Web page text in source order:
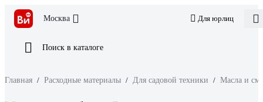
Москва Для юрлиц
Поиск в каталоге
Главная / Расходные материалы / Для садовой техники / Масла и